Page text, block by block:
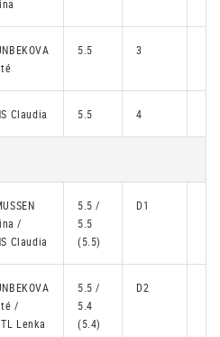
5.5 3
Claudia 5.5 4
/
Claudia
5.5 /
5.5
(5.5)
D1
/
Lenka
5.5 /
5.4
(5.4)
D2